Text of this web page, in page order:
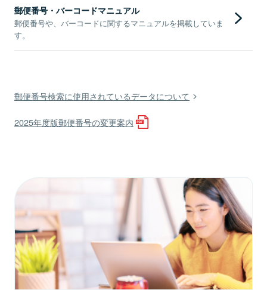
郵便番号・バーコードマニュアル
郵便番号や、バーコードに関するマニュアルを掲載していま
す。
郵便番号検索に使用されているデータについて
2025年度版郵便番号の変更案内